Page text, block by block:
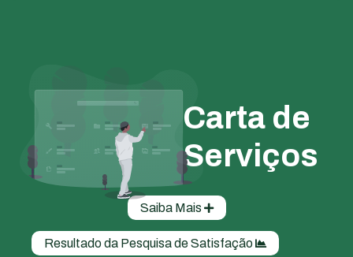
Carta de
Serviços
Saiba Mais
Resultado da Pesquisa de Satisfação